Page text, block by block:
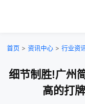
首页 > 资讯中心 > 行业资
细节制胜!广州
高的打